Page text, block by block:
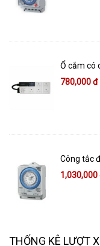
Ổ cắm có
780,000 đ
Công tắc
1,030,000
THỐNG KÊ LƯỢT